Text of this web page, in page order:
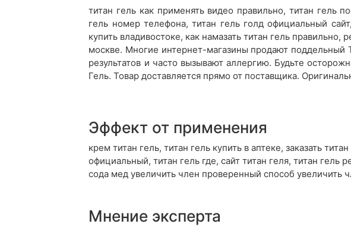
титан гель как применять видео правильно, титан гель
гель номер телефона, титан гель голд официальный
купить владивостоке, как намазать титан гель
москве. Многие интернет-магазины продают
результатов и часто вызывают аллергию. Будьте
Гель. Товар доставляется прямо от поставщика.
Эффект от применения
крем титан гель, титан гель купить в аптеке, заказать
официальный, титан гель где, сайт титан геля, титан
сода мед увеличить член проверенный способ увеличить
Мнение эксперта